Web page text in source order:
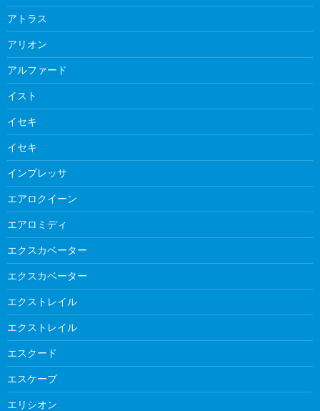
アトラス
アリオン
アルファード
イスト
イセキ
イセキ
インプレッサ
エアロクイーン
エアロミディ
エクスカベーター
エクスカベーター
エクストレイル
エクストレイル
エスクード
エスケープ
エリシオン